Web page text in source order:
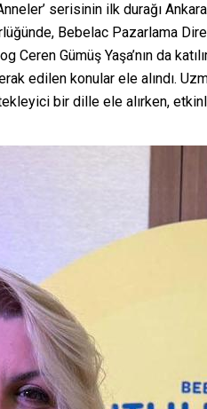
serisinin ilk durağı
Bebelac Pazarlama
Gümüş Yaşa’nın da
edilen konular ele alındı.
bir dille ele alırken,